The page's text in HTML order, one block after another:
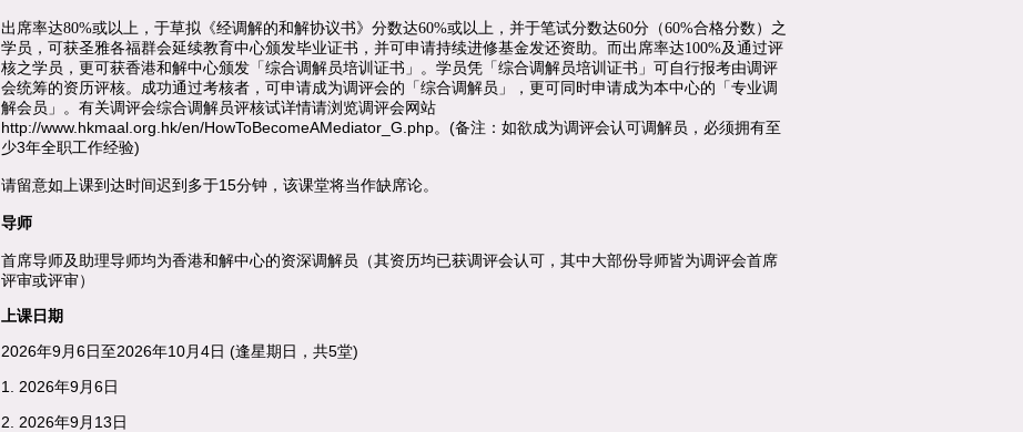
出席率达80%或以上，于草拟《经调解的和解协议书》分数达60%或以上，并于笔试分数达60分（60%合格分数）之
学员，可获圣雅各福群会延续教育中心颁发毕业证书，并可申请持续进修基金发还资助。而出席率达100%及通过评
核之学员，更可获香港和解中心颁发「综合调解员培训证书」。 学员凭「综合调解员培训证书」可自行报考由调评
会统筹的资历评核。成功通过考核者，可申请成为调评会的「综合调解员」，更可同时申请成为本中心的「专业调
解会员」。有关调评会综合调解员评核试详情请浏览调评会网站
http://www.hkmaal.org.hk/en/HowToBecomeAMediator_G.php。 (备注：如欲成为调评会认可调解员，必须拥有至
少3年全职工作经验)
请留意如上课到达时间迟到多于15分钟，该课堂将当作缺席论。
导师
首席导师及助理导师均为香港和解中心的资深调解员（其资历均已获调评会认可，其中大部份导师皆为调评会首席
评审或评审）
上课日期
2026年9月 6日至 2026年10月 4日 (逢星期日，共5堂)
1. 2026年9月 6日
2. 2026年9月 13 日